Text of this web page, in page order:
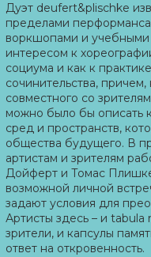
Дуэт deufert&plischke
пределами
воркшопами и
интересом к
социума и как к
сочинительства,
совместного со
можно было бы описать
сред и пространств,
общества будущего. В
артистам и зрителям
Дойферт и Томас
возможной личной
задают условия для
Артисты здесь – и tabula
зрители, и капсулы
ответ на откровенность.